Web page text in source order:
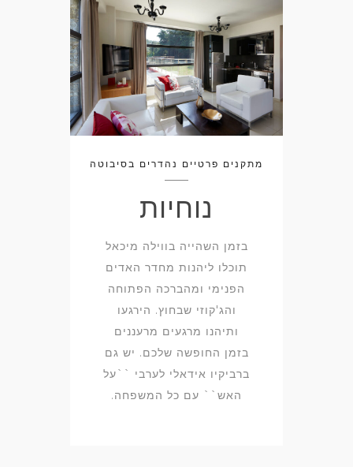
מתקנים פרטיים נהדרים בסיבוטה
נוחיות
בזמן השהייה בווילה מיכאל
תוכלו ליהנות מחדר האדים
הפנימי ומהברכה הפתוחה
והג'קוזי שבחוץ. הירגעו
ותיהנו מרגעים מרעננים
בזמן החופשה שלכם. יש גם
ברביקיו אידאלי לערבי ``על
האש`` עם כל המשפחה.